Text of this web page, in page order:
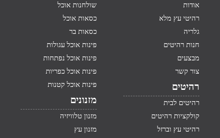
אודות
רהיטי עץ מלא
גלריה
חנות רהיטים
מבצעים
צור קשר
רהיטים
רהיטים לבית
קולקציות רהיטים
רהיטי עץ וברזל
שולחנות אוכל
כסאות אוכל
כסאות בר
פינות אוכל עגולות
פינות אוכל נפתחות
פינות אוכל כפריות
פינות אוכל קטנות
מזנונים
מזנון טלוויזיה
מזנון עץ